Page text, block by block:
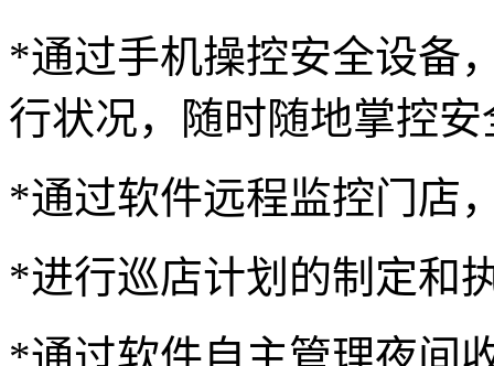
*通过手机操控安全设备
行状况，随时随地掌控
*通过软件远程监控门店
*进行巡店计划的制定和